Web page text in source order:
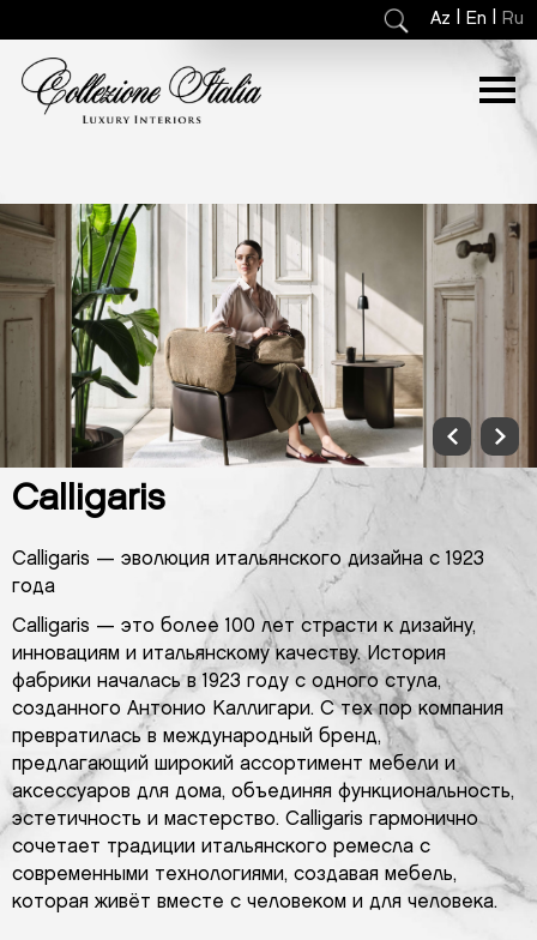
Az En Ru
Calligaris
Calligaris — эволюция итальянского дизайна с 1923
года
Calligaris — это более 100 лет страсти к дизайну,
инновациям и итальянскому качеству. История
фабрики началась в 1923 году с одного стула,
созданного Антонио Каллигари. С тех пор компания
превратилась в международный бренд,
предлагающий широкий ассортимент мебели и
аксессуаров для дома, объединяя функциональность,
эстетичность и мастерство. Calligaris гармонично
сочетает традиции итальянского ремесла с
современными технологиями, создавая мебель,
которая живёт вместе с человеком и для человека.